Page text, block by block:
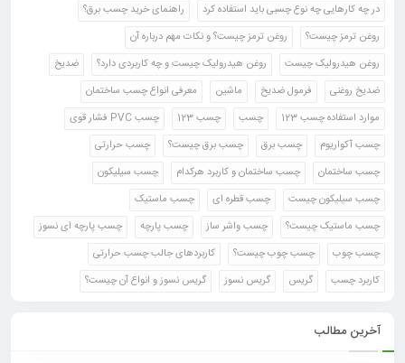
در چه کارهایی چه نوع چسبی باید استفاده کرد
راهنمای خرید چسب برق؟
روغن ترمز چیست؟
روغن ترمز چیست؟ و نکات مهم درباره آن
روغن هیدرولیک چیست
روغن هیدرولیک چیست و چه کاربردی دارد؟
ضدیخ
ضدیخ روغنی
فرمول ضدیخ ماشین
معرفی انواع چسب ساختمان
موارد استفاده چسب 123
چسب چسب 123
چسب PVC فشار قوی
چسب آکواریوم
چسب برق چسب برق چیست؟
چسب حرارتی
چسب ساختمان
چسب ساختمان و کاربرد هرکدام
چسب سیلیکون
چسب سیلیکون چیست
چسب قطره ای
چسب ماستیک
چسب ماستیک چیست؟
چسب واشر ساز چسب پارچه
چسب پارچه ای نسوز
چسب چوب
چسب چوب چیست؟
کاربردهای جالب چسب حرارتی
کاربرد چسب
گریس گریس نسوز گریس نسوز و انواع آن چیست؟
آخرین مطالب